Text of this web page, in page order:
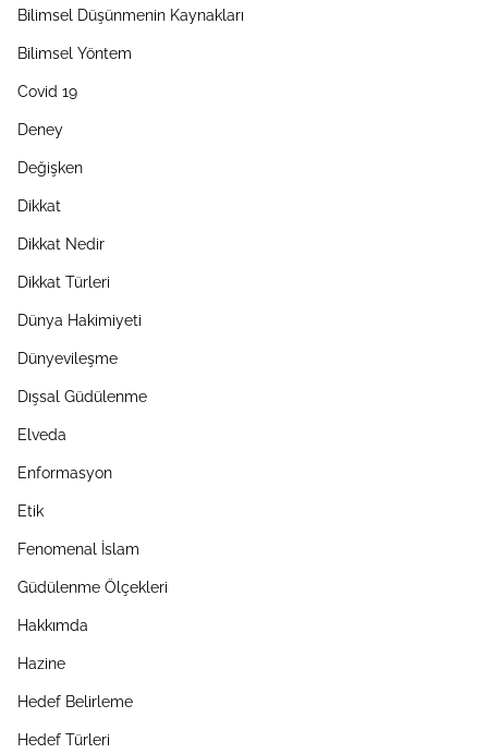
Bilimsel Düşünmenin Kaynakları
Bilimsel Yöntem
Covid 19
Deney
Değişken
Dikkat
Dikkat Nedir
Dikkat Türleri
Dünya Hakimiyeti
Dünyevileşme
Dışsal Güdülenme
Elveda
Enformasyon
Etik
Fenomenal İslam
Güdülenme Ölçekleri
Hakkımda
Hazine
Hedef Belirleme
Hedef Türleri